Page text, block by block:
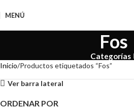
MENÚ
Fos
Categorías
Inicio Productos etiquetados “Fos”
Ver barra lateral
ORDENAR POR